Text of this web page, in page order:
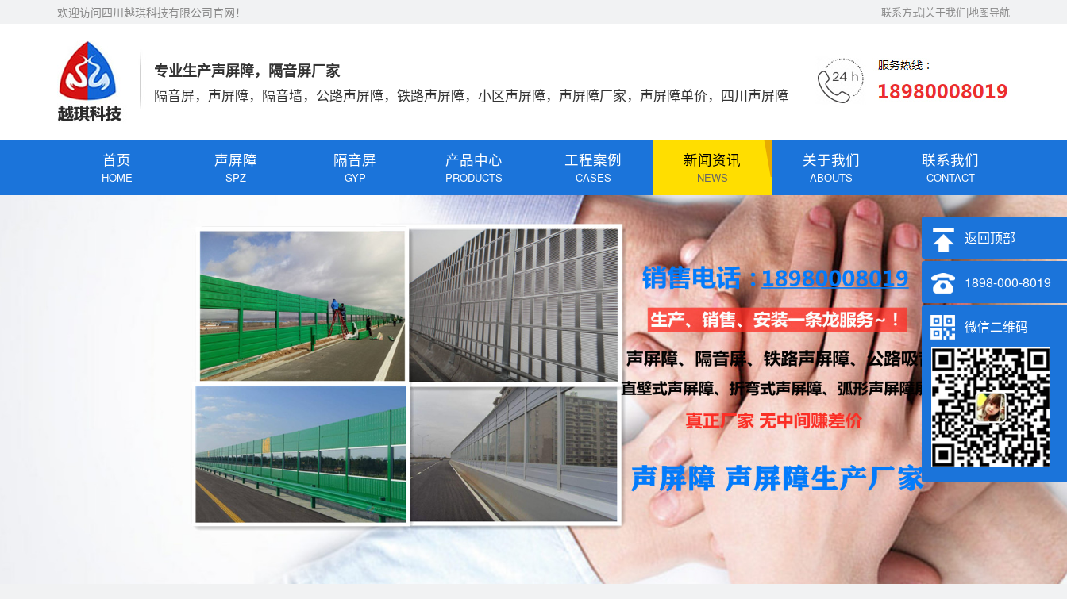
联系方式|关于我们|地图导航
欢迎访问四川越琪科技有限公司官网！
专业生产声屏障，隔音屏厂家
隔音屏，声屏障，隔音墙，公路声屏障，铁路声屏障，小区声屏障，声屏障厂家，声屏障单价，四川声屏障
首页
HOME
声屏障
SPZ
隔音屏
GYP
产品中心
PRODUCTS
工程案例
CASES
新闻资讯
NEWS
关于我们
ABOUTS
联系我们
CONTACT
返回顶部
1898-000-8019
微信二维码